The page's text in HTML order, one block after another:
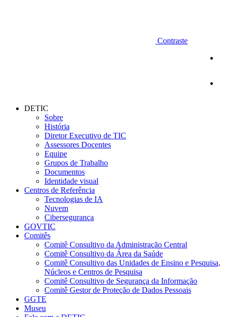
Contraste
DETIC
Sobre
História
Diretor Executivo de TIC
Assessores Docentes
Equipe
Grupos de Trabalho
Documentos
Identidade visual
Centros de Referência
Tecnologias de IA
Nuvem
Cibersegurança
GOVTIC
Comitês
Comitê Consultivo da Administração Central
Comitê Consultivo da Área da Saúde
Comitê Consultivo das Unidades de Ensino e Pesquisa,
Núcleos e Centros de Pesquisa
Comitê Consultivo de Segurança da Informação
Comitê Gestor de Proteção de Dados Pessoais
GGTE
Museu